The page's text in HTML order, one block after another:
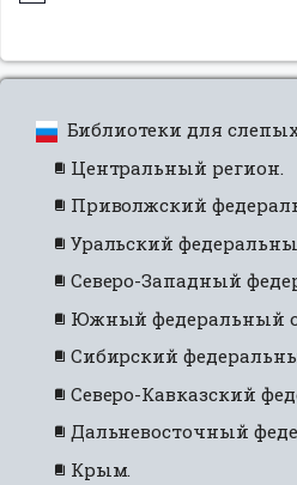
Библиотеки для
Центральный регион.
Приволжский
Уральский
Северо-Западный
Южный федеральный
Сибирский
Северо-Кавказский
Дальневосточный
Крым.